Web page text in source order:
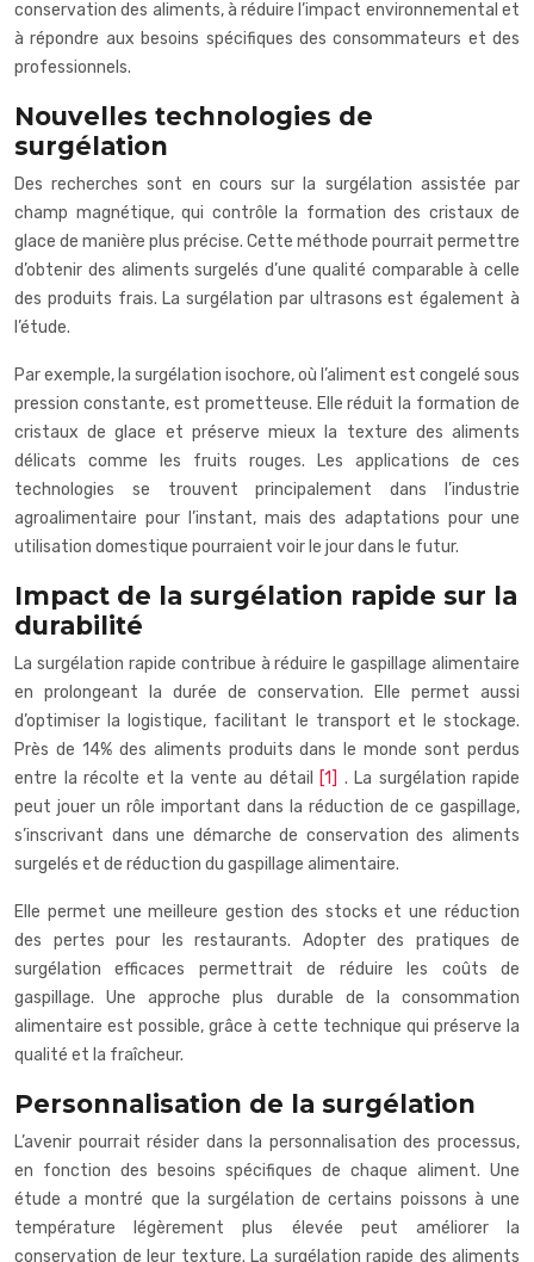
conservation des aliments, à réduire l’impact environnemental et
à répondre aux besoins spécifiques des consommateurs et des
professionnels.
Nouvelles technologies de
surgélation
Des recherches sont en cours sur la surgélation assistée par
champ magnétique, qui contrôle la formation des cristaux de
glace de manière plus précise. Cette méthode pourrait permettre
d’obtenir des aliments surgelés d’une qualité comparable à celle
des produits frais. La surgélation par ultrasons est également à
l’étude.
Par exemple, la surgélation isochore, où l’aliment est congelé sous
pression constante, est prometteuse. Elle réduit la formation de
cristaux de glace et préserve mieux la texture des aliments
délicats comme les fruits rouges. Les applications de ces
technologies se trouvent principalement dans l’industrie
agroalimentaire pour l’instant, mais des adaptations pour une
utilisation domestique pourraient voir le jour dans le futur.
Impact de la surgélation rapide sur la
durabilité
La surgélation rapide contribue à réduire le gaspillage alimentaire
en prolongeant la durée de conservation. Elle permet aussi
d’optimiser la logistique, facilitant le transport et le stockage.
Près de 14% des aliments produits dans le monde sont perdus
entre la récolte et la vente au détail
[1] . La surgélation rapide
peut jouer un rôle important dans la réduction de ce gaspillage,
s’inscrivant dans une démarche de conservation des aliments
surgelés et de réduction du gaspillage alimentaire.
Elle permet une meilleure gestion des stocks et une réduction
des pertes pour les restaurants. Adopter des pratiques de
surgélation efficaces permettrait de réduire les coûts de
gaspillage. Une approche plus durable de la consommation
alimentaire est possible, grâce à cette technique qui préserve la
qualité et la fraîcheur.
Personnalisation de la surgélation
L’avenir pourrait résider dans la personnalisation des processus,
en fonction des besoins spécifiques de chaque aliment. Une
étude a montré que la surgélation de certains poissons à une
température légèrement plus élevée peut améliorer la
conservation de leur texture. La surgélation rapide des aliments